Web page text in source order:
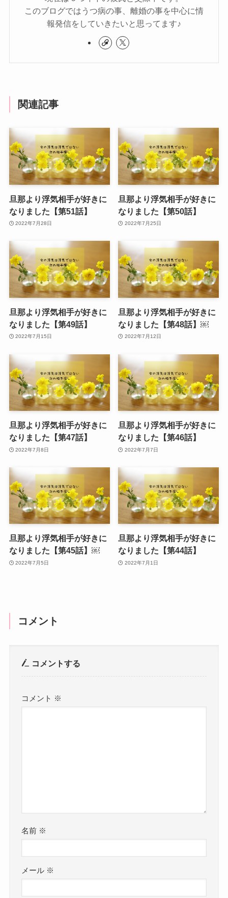
このブログではうつ病の事、離婚の事を中心に情
報発信をしていきたいと思ってます♪
関連記事
旦那より浮気相手が好きに
なりました【第51話】
2022年7月28日
旦那より浮気相手が好きに
なりました【第50話】
2022年7月25日
旦那より浮気相手が好きに
なりました【第49話】
2022年7月15日
旦那より浮気相手が好きに
なりました【第48話】￼
2022年7月12日
旦那より浮気相手が好きに
なりました【第47話】
2022年7月8日
旦那より浮気相手が好きに
なりました【第46話】
2022年7月7日
旦那より浮気相手が好きに
なりました【第45話】￼
2022年7月5日
旦那より浮気相手が好きに
なりました【第44話】
2022年7月1日
コメント
コメントする
コメント ※
名前 ※
メール ※